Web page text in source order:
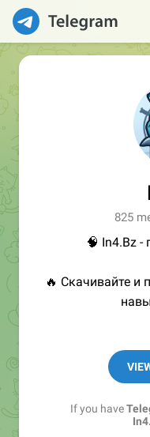
825
🧠 In4.Bz -
🔥 Скачивайте и
➖
➖
➖
If you have